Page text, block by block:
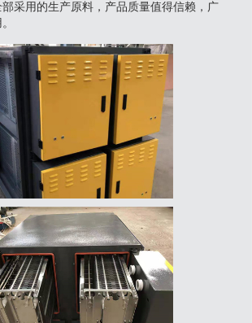
采用的生产原料，产品质量值得信赖，广